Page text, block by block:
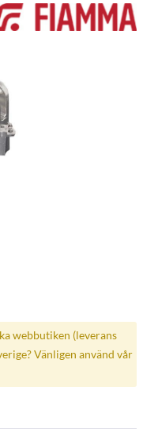
webbutiken (leverans
Vänligen använd vår